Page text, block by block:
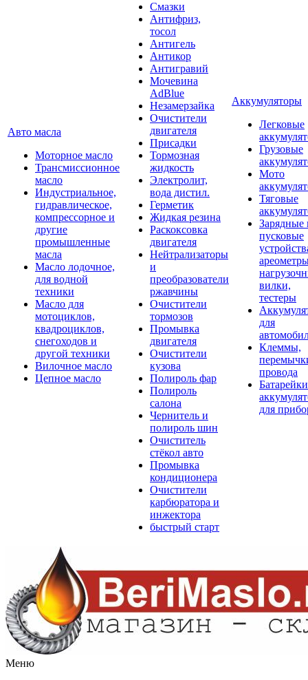
Авто масла
Моторное масло
Трансмиссионное
масло
Индустриальное,
гидравлическое,
компрессорное и
другие
промышленные
масла
Масло лодочное,
для водной
техники
Масло для
мотоциклов,
квадроциклов,
снегоходов и
другой техники
Вилочное масло
Цепное масло
Смазки
Антифриз,
тосол
Антигель
Антикор
Антигравий
Мочевина
AdBlue
Незамерзайка
Очистители
двигателя
Присадки
Тормозная
жидкость
Электролит,
вода дистил.
Герметик
Жидкая резина
Раскоксовка
двигателя
Нейтрализаторы
и
преобразователи
ржавчины
Очистители
тормозов
Промывка
двигателя
Очистители
кузова
Полироль фар
Полироль
салона
Чернитель и
полироль шин
Очиститель
стёкол авто
Промывка
кондиционера
Очистители
карбюратора и
инжектора
быстрый старт
Аккумуляторы
Легковые
Грузовые
Мото
Тяговые
Зарядные
пусковые
вилки,
тестеры
для
Клеммы,
провода
для
Меню